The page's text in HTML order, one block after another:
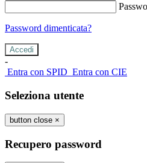
Password dimenticata?
-
Entra con SPID Entra con CIE
Seleziona utente
button close ×
Recupero password